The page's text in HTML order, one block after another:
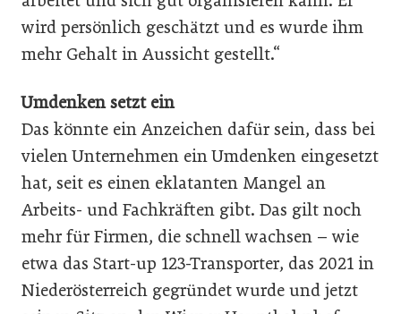
wird persönlich geschätzt und es wurde ihm
mehr Gehalt in Aussicht gestellt.“
Umdenken setzt ein
Das könnte ein Anzeichen dafür sein, dass bei
vielen Unternehmen ein Umdenken eingesetzt
hat, seit es einen eklatanten Mangel an
Arbeits- und Fachkräften gibt. Das gilt noch
mehr für Firmen, die schnell wachsen – wie
etwa das Start-up 123-Transporter, das 2021 in
Niederösterreich gegründet wurde und jetzt